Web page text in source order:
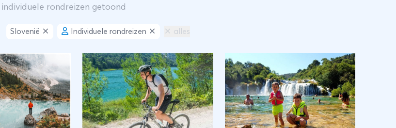
individuele rondreizen getoond
Slovenië Individuele rondreizen alles